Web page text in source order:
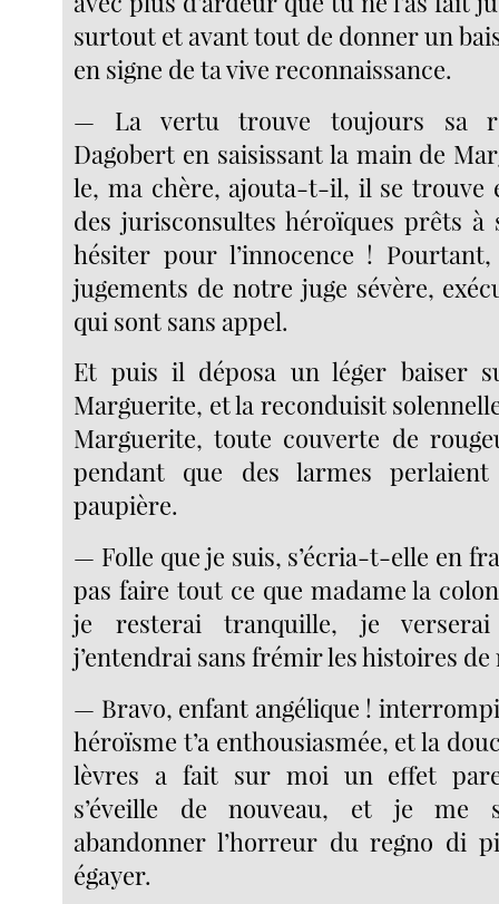
surtout et avant tout de donner un
en signe de ta vive reconnaissance.
— La vertu trouve toujours sa
Dagobert en saisissant la main de
le, ma chère, ajouta-t-il, il se trouve
des jurisconsultes héroïques prêts à
hésiter pour l’innocence !
jugements de notre juge sévère,
qui sont sans appel.
Et puis il déposa un léger baiser
Marguerite, et la reconduisit
Marguerite, toute couverte de
pendant que des larmes
paupière.
— Folle que je suis, s’écria-t-elle en
pas faire tout ce que madame la
je resterai tranquille, je
j’entendrai sans frémir les histoires
— Bravo, enfant angélique !
héroïsme t’a enthousiasmée, et la
lèvres a fait sur moi un effet
s’éveille de nouveau, et je me
abandonner l’horreur du regno di
égayer.